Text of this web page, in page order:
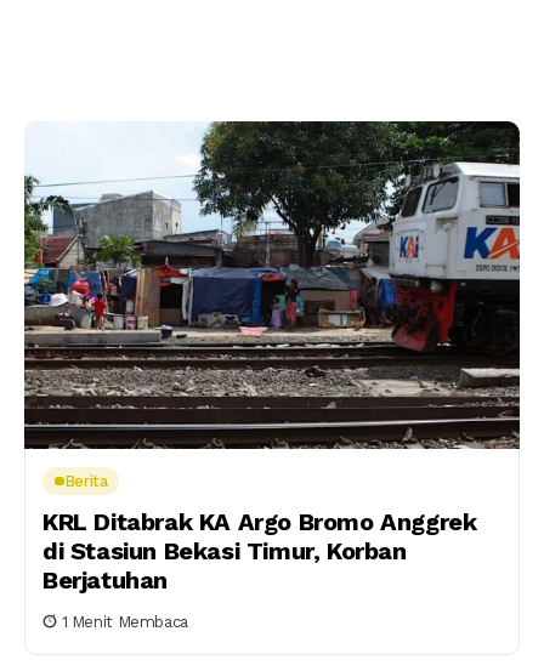
Berita
KRL Ditabrak KA Argo Bromo Anggrek
di Stasiun Bekasi Timur, Korban
Berjatuhan
1 Menit Membaca